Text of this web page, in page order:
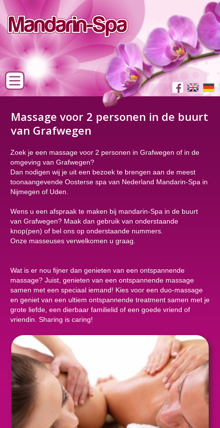
Massage voor 2 personen in de buurt
van Grafwegen
Zoek je een massage voor 2 personen in Grafwegen of in de
omgeving van Grafwegen?
Dan nodigen wij je uit een bezoek te brengen aan de meest
toonaangevende Oosterse spa van Nederland Mandarin-Spa in
Nijmegen of Uden.
Wens u een afspraak te maken bij mandarin-Spa in de buurt
van Grafwegen? Maak dan gebruik van onderstaande
knop(pen) of bel ons op onderstaande nummers.
Onze masseuses verwelkomen u graag.
Wat is er nou fijner dan genieten van een ontspannende
massage? Juist, genieten van een ontspannende massage
samen met een speciaal iemand! Kies voor een duo-massage
en geniet van een ultiem ontspannende treatment samen met je
grote liefde, een dierbaar familielid of een goede vriend of
vriendin. Sharing is caring!